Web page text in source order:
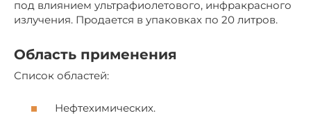
под влиянием ультрафиолетового, инфракрасного
излучения. Продается в упаковках по 20 литров.
Область применения
Список областей:
Нефтехимических.